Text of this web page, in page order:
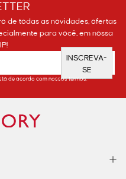
de todas as novidades, ofertas
para você, em nossa
INSCREVA-
SE
de acordo com nossos termos.